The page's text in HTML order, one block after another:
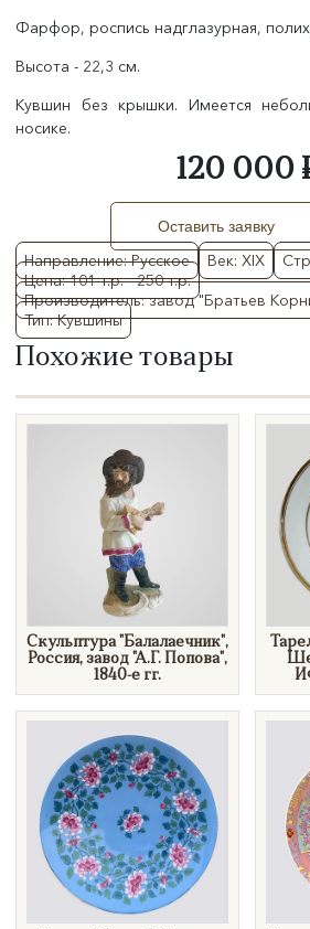
Направление: Русское Век: XIX
Цена: 101 т.р. - 250 т.р.
Производитель: завод "Братьев
Тип: Кувшины
Фарфор, роспись надглазурная,
Высота - 22,3 см.
Кувшин без крышки. Имеется
носике.
120 000
Оставить заявку
Похожие товары
Скульптура "Балалаечник",
Россия, завод "А.Г. Попова",
1840-е гг.